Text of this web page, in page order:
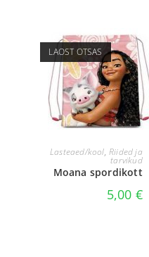
LAOST OTSAS
LOE EDASI
Lasteaed/kool, Riided ja
tarvikud
Moana spordikott
5,00 €